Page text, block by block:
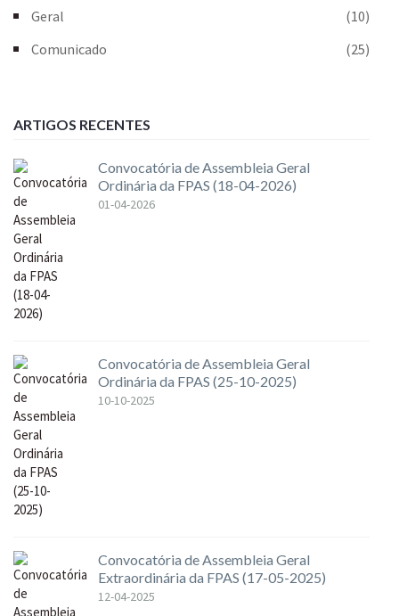
Geral
(10)
Comunicado
(25)
ARTIGOS RECENTES
Convocatória de Assembleia Geral
Ordinária da FPAS (18-04-2026)
01-04-2026
Convocatória de Assembleia Geral
Ordinária da FPAS (25-10-2025)
10-10-2025
Convocatória de Assembleia Geral
Extraordinária da FPAS (17-05-2025)
12-04-2025